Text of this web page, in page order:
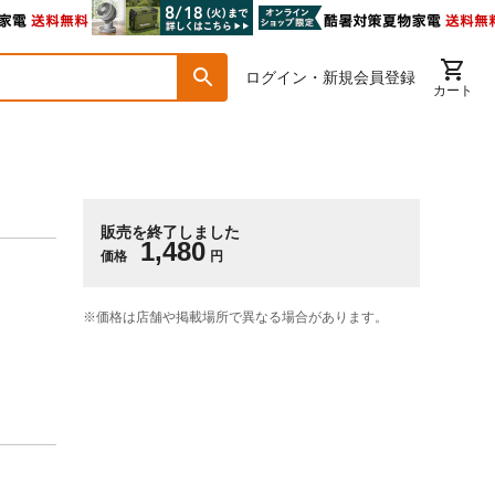
ログイン・新規会員登録
カート
販売を終了しました
価格 1,480 円
※価格は​店舗や​掲載場所で​異なる​場合が​あります。